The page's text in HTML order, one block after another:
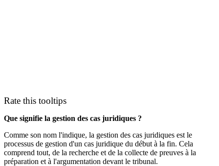
Rate this tooltips
Que signifie la gestion des cas juridiques ?
Comme son nom l'indique, la gestion des cas juridiques est le
processus de gestion d'un cas juridique du début à la fin. Cela
comprend tout, de la recherche et de la collecte de preuves à la
préparation et à l'argumentation devant le tribunal.